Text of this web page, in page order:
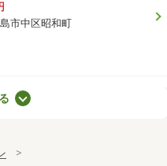
市中区昭和町